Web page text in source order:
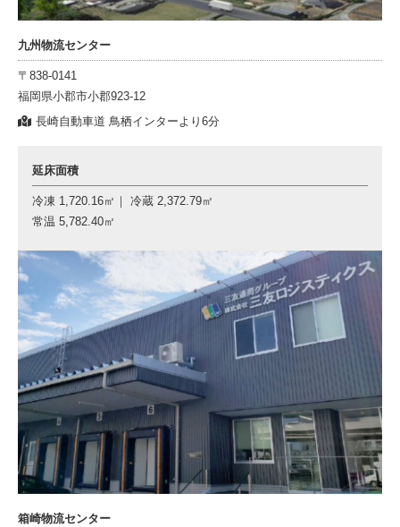
九州物流センター
〒838-0141
福岡県小郡市小郡923-12
長崎自動車道 鳥栖インターより6分
延床面積
冷凍 1,720.16㎡｜ 冷蔵 2,372.79㎡
常温 5,782.40㎡
箱崎物流センター